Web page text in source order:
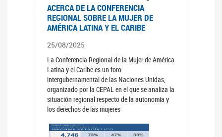
ACERCA DE LA CONFERENCIA
REGIONAL SOBRE LA MUJER DE
AMÉRICA LATINA Y EL CARIBE
25/08/2025
La Conferencia Regional de la Mujer de América
Latina y el Caribe es un foro
intergubernamental de las Naciones Unidas,
organizado por la CEPAL en el que se analiza la
situación regional respecto de la autonomía y
los derechos de las mujeres